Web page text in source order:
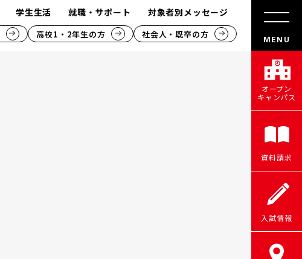
学生生活 就職・サポート 対象者別メッセージ
高校1・2年生の方 社会人・既卒の方
オープン
キャンパス
資料請求
入試情報